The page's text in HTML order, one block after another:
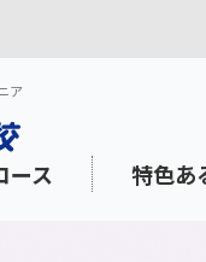
ア
ース 特色あ